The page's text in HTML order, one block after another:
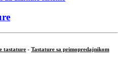
tastature - Tastature sa primopredajnikom